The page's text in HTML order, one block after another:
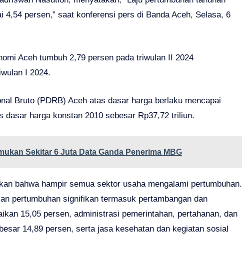
4,54 persen,” saat konferensi pers di Banda Aceh, Selasa, 6
Aceh tumbuh 2,79 persen pada triwulan II 2024
I 2024.
Bruto (PDRB) Aceh atas dasar harga berlaku mencapai
dasar harga konstan 2010 sebesar Rp37,72 triliun.
Sekitar 6 Juta Data Ganda Penerima MBG
bahwa hampir semua sektor usaha mengalami pertumbuhan.
pertumbuhan signifikan termasuk pertambangan dan
15,05 persen, administrasi pemerintahan, pertahanan, dan
14,89 persen, serta jasa kesehatan dan kegiatan sosial